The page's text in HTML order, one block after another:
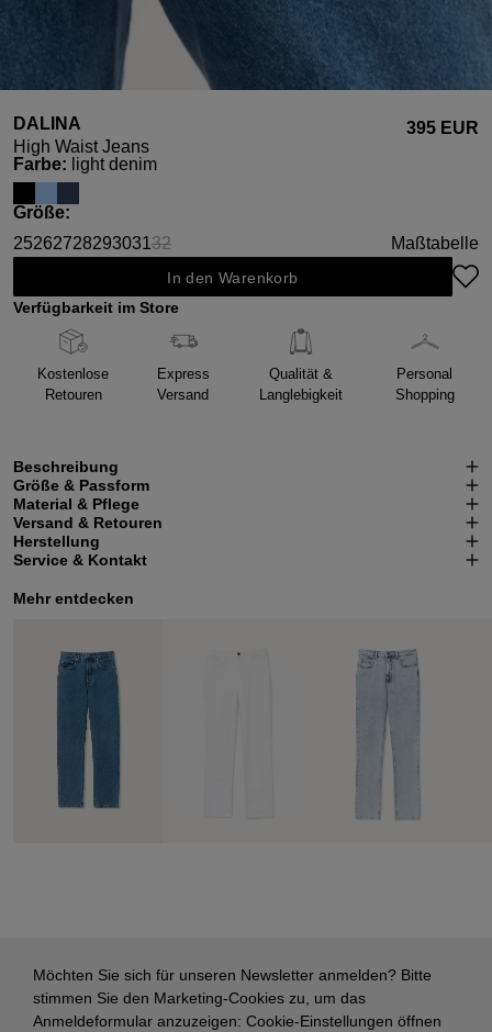
DALINA
High Waist Jeans
395 EUR
Farbeauswählen
: light denim
Größeauswählen
:
2526272829303132
(Diese Option ist zurzeit nicht verfügbar.)
Maßtabelle
In den Warenkorb
Verfügbarkeit im Store
Kostenlose
Retouren
Express
Versand
Qualität &
Langlebigkeit
Personal
Shopping
Beschreibung
Größe & Passform
Material & Pflege
Versand & Retouren
Herstellung
Service & Kontakt
Mehr entdecken
Möchten Sie sich für unseren Newsletter anmelden? Bitte
stimmen Sie den Marketing-Cookies zu, um das
Anmeldeformular anzuzeigen: Cookie-Einstellungen öffnen